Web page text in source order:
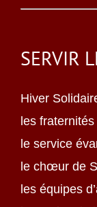
SERVIR
Hiver
les fraternités
le service
le chœur de
les équipes